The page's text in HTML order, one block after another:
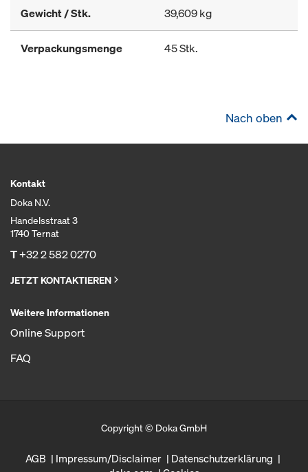
Gewicht / Stk. 39,609 kg
Verpackungsmenge 45 Stk.
Nach oben
Kontakt
Doka N.V.
Handelsstraat 3
1740 Ternat
T+32 2 582 0270
JETZT KONTAKTIEREN
Weitere Informationen
Online Support
FAQ
Copyright © Doka GmbH
AGB Impressum/Disclaimer
Datenschutzerklärung